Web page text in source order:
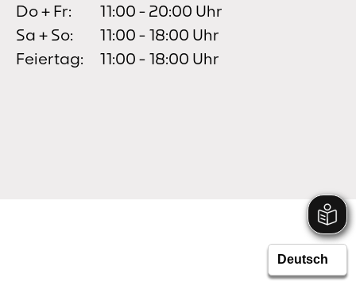
Do + Fr:
11:00 - 20:00 Uhr
Sa + So:
11:00 - 18:00 Uhr
Feiertag:
11:00 - 18:00 Uhr